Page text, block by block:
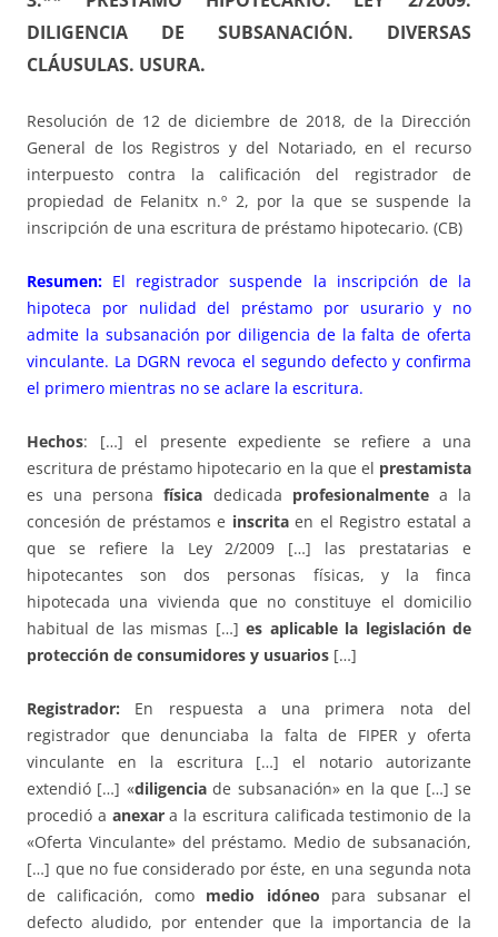
DILIGENCIA DE SUBSANACIÓN. DIVERSAS
CLÁUSULAS. USURA.
Resolución de 12 de diciembre de 2018, de la Dirección
General de los Registros y del Notariado, en el recurso
interpuesto contra la calificación del registrador de
propiedad de Felanitx n.º 2, por la que se suspende la
inscripción de una escritura de préstamo hipotecario. (CB)
Resumen: El registrador suspende la inscripción de la
hipoteca por nulidad del préstamo por usurario y no
admite la subsanación por diligencia de la falta de oferta
vinculante. La DGRN revoca el segundo defecto y confirma
el primero mientras no se aclare la escritura.
Hechos: […] el presente expediente se refiere a una
escritura de préstamo hipotecario en la que el prestamista
es una personafísica dedicada profesionalmentea la
concesión de préstamos e inscritaen el Registro estatal a
que se refiere la Ley 2/2009 […] las prestatarias e
hipotecantes son dos personas físicas, y la finca
hipotecada una vivienda que no constituye el domicilio
habitual de las mismas […]es aplicable la legislación de
protección de consumidores y usuarios […]
Registrador: En respuesta a una primera nota del
registrador que denunciaba la falta de FIPER y oferta
vinculante en la escritura […] el notario autorizante
extendió […] «diligenciade subsanación» en la que […] se
procedió a anexara la escritura calificada testimonio de la
«Oferta Vinculante» del préstamo. Medio de subsanación,
[…] que no fue considerado por éste, en una segunda nota
de calificación, como medio idóneo para subsanar el
defecto aludido, por entender que la importancia de la